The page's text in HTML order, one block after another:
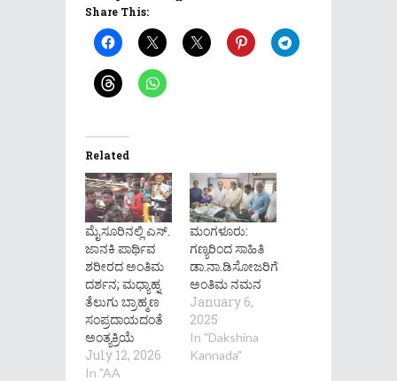
Share This:
Related
ಮೈಸೂರಿನಲ್ಲಿ ಎಸ್.
ಜಾನಕಿ ಪಾರ್ಥಿವ
ಶರೀರದ ಅಂತಿಮ
ದರ್ಶನ; ಮಧ್ಯಾಹ್ನ
ತೆಲುಗು ಬ್ರಾಹ್ಮಣ
ಸಂಪ್ರದಾಯದಂತೆ
ಅಂತ್ಯಕ್ರಿಯೆ
July 12, 2026
In "AA
ಮಂಗಳೂರು:
ಗಣ್ಯರಿಂದ ಸಾಹಿತಿ
ಡಾ.ನಾ.ಡಿಸೋಜರಿಗೆ
ಅಂತಿಮ ನಮನ
January 6,
2025
In "Dakshina
Kannada"